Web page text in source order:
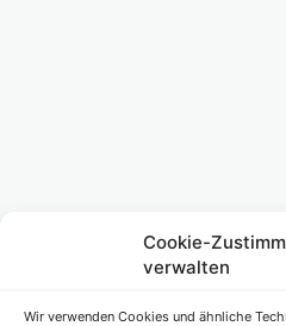
Cookie-
verwalten
Wir verwenden Cookies und ähnliche